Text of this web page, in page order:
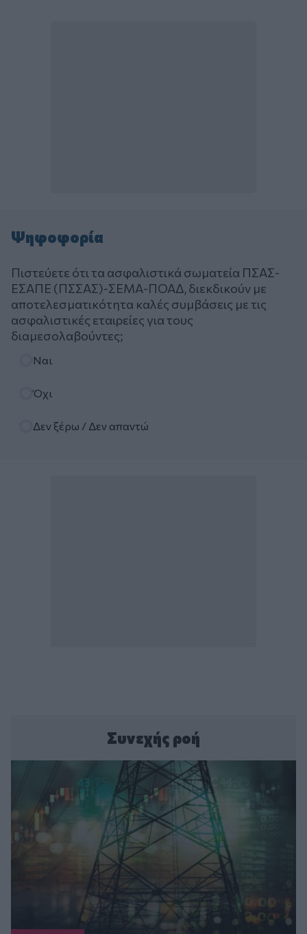
Ψηφοφορία
Πιστεύετε ότι τα ασφαλιστικά σωματεία ΠΣΑΣ-
ΕΣΑΠΕ (ΠΣΣΑΣ)-ΣΕΜΑ-ΠΟΑΔ, διεκδικούν με
αποτελεσματικότητα καλές συμβάσεις με τις
ασφαλιστικές εταιρείες για τους
διαμεσολαβούντες;
Ναι
Όχι
Δεν ξέρω / Δεν απαντώ
Συνεχής ροή